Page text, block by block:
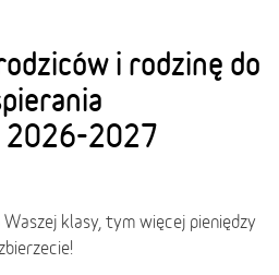
i rodzinę do
2026-2027
Waszej klasy, tym więcej pieniędzy